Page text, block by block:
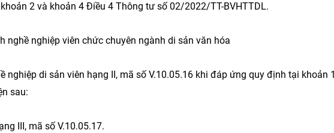
2 và khoản 4 Điều 4 Thông tư số 02/2022/TT-BVHTTDL.
nghề nghiệp viên chức chuyên ngành di sản văn hóa
di sản viên hạng II, mã số V.10.05.16 khi đáp ứng quy định tại khoản 1
sau:
III, mã số V.10.05.17.